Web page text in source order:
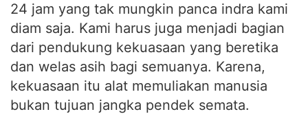
24 jam yang tak mungkin panca indra kami
diam saja. Kami harus juga menjadi bagian
dari pendukung kekuasaan yang beretika
dan welas asih bagi semuanya. Karena,
kekuasaan itu alat memuliakan manusia
bukan tujuan jangka pendek semata.